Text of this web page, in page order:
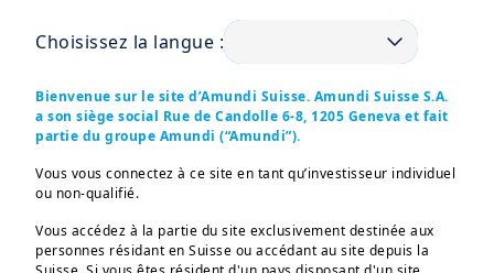
Choisissez la langue :
Bienvenue sur le site d’Amundi Suisse. Amundi Suisse S.A.
a son siège social Rue de Candolle 6-8, 1205 Geneva et fait
partie du groupe Amundi (“Amundi”).
Vous vous connectez à ce site en tant qu’investisseur individuel
ou non-qualifié.
Vous accédez à la partie du site exclusivement destinée aux
personnes résidant en Suisse ou accédant au site depuis la
Ce que nous pouvons
faire pour vous
Notre priorité est de vous
fournir des conseils et des